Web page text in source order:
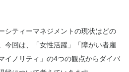
シティーマネジメントの現状はどの
今回は、「女性活躍」「障がい者雇
イノリティ」の4つの観点からダイバ